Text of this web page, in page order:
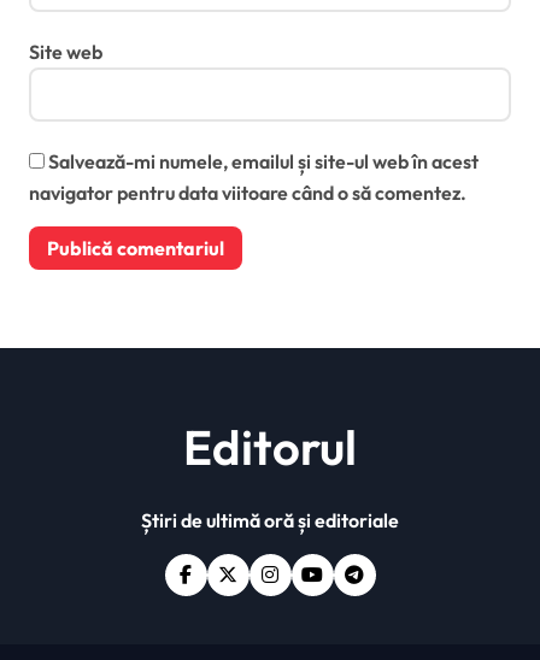
Site web
Salvează-mi numele, emailul și site-ul web în acest
navigator pentru data viitoare când o să comentez.
Editorul
Știri de ultimă oră și editoriale